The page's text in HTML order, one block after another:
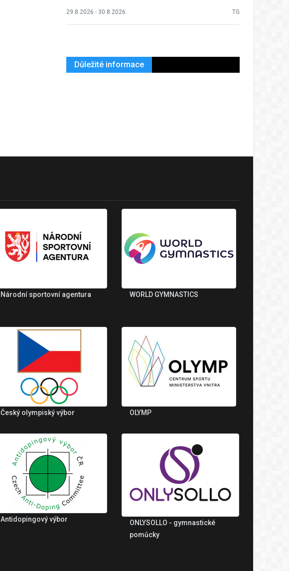
29.8.2026 - 30.8.2026 TG
Důležité informace
Národní sportovní agentura WORLD GYMNASTICS
Český olympiský výbor OLYMP
Antidopingový výbor
ONLYSOLLO - gymnastické
pomůcky